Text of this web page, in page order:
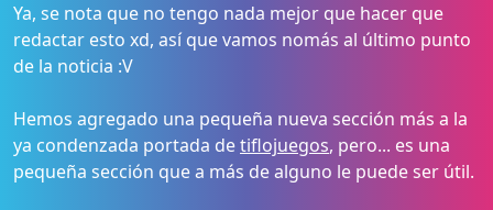
Ya, se nota que no tengo nada mejor que hacer que
redactar esto xd, así que vamos nomás al último punto
de la noticia :V
Hemos agregado una pequeña nueva sección más a la
ya condenzada portada detiflojuegos, pero... es una
pequeña sección que a más de alguno le puede ser útil.